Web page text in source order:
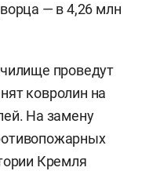
— в 4,26 млн
проведут
ковролин на
На замену
Кремля